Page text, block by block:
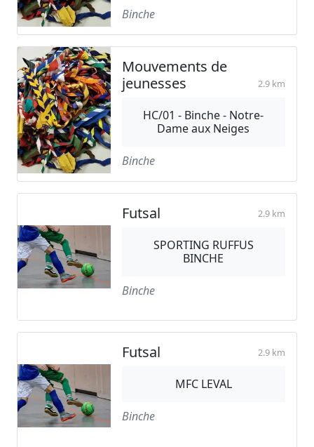
Binche
Mouvements de
jeunesses
2.9 km
HC/01 - Binche - Notre-
Dame aux Neiges
Binche
Futsal 2.9 km
SPORTING RUFFUS
BINCHE
Binche
Futsal 2.9 km
MFC LEVAL
Binche